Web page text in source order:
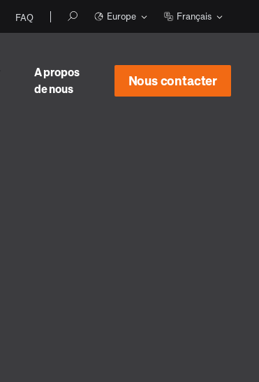
FAQ Europe Français
A propos
de nous
Nous contacter